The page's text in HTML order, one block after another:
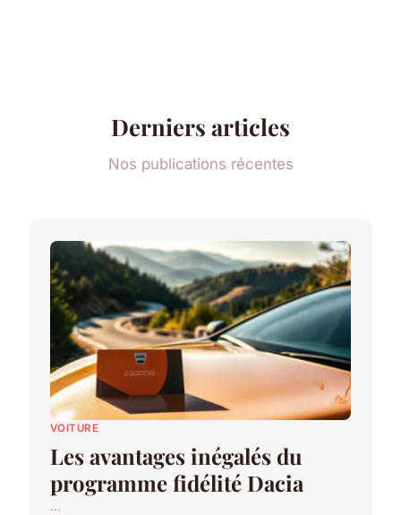
Derniers articles
Nos publications récentes
VOITURE
Les avantages inégalés du
programme fidélité Dacia
...